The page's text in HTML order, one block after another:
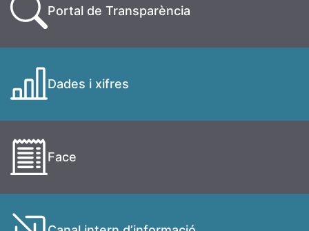
Portal de Transparència
Dades i xifres
Face